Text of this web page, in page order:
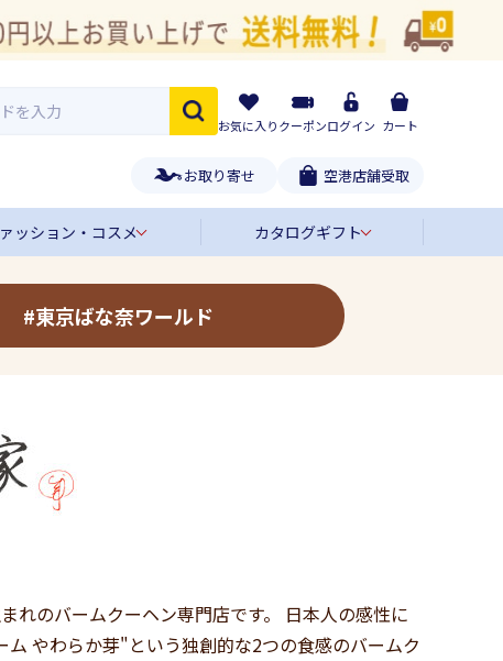
お気に入りクーポンログイン カート
お取り寄せ 空港店舗受取
ッション・コスメ カタログギフト
東京ばな奈ワールド
れのバームクーヘン専門店です。 日本人の感性に
やわらか芽"という独創的な2つの食感のバームク